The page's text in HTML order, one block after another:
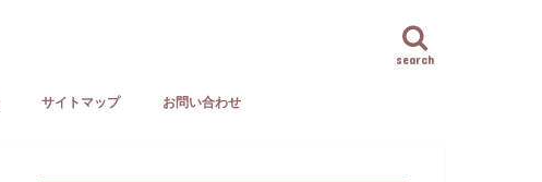
search
サイトマップ お問い合わせ